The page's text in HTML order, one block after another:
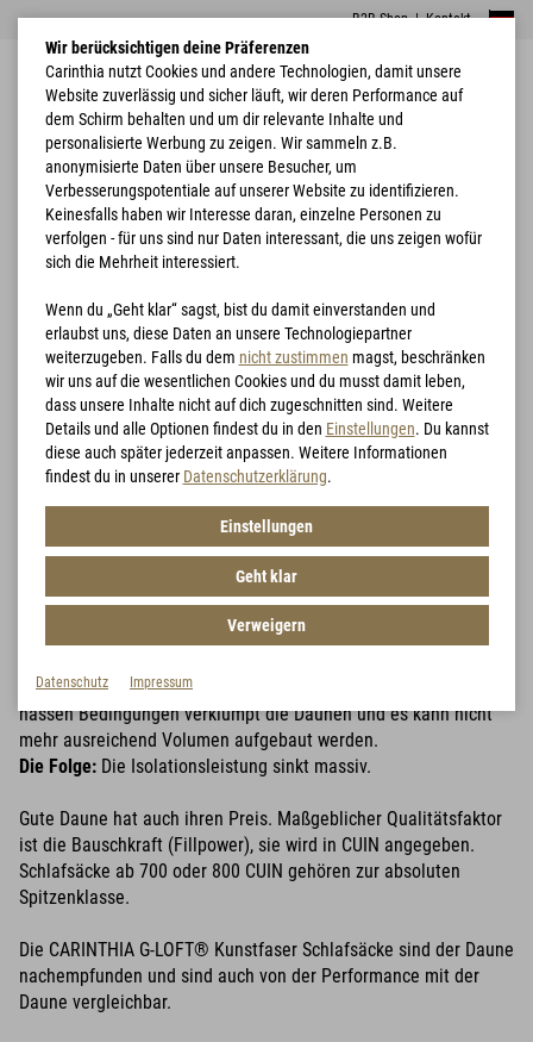
B2B Shop|Kontakt
Home Blog Schlafsack Einmaleins
CARINTHIA BLOG
VOR- UND NACHTEILE
KUNSTFASER- VS
DAUNENSCHLAFSACK
Die Daune besitzt dank ihrer Struktur einzigartige
Eigenschaften. Dadurch entsteht ein sehr gutes Verhältnis von
Gewicht zu Isolationsleistung und Packmaß.
kuscheliges Gefühl. Der große Nachteil: Bei feuchten oder
nassen Bedingungen verklumpt die Daunen und es kann nicht
mehr ausreichend Volumen aufgebaut werden.
Die Folge: Die Isolationsleistung sinkt massiv.
Gute Daune hat auch ihren Preis. Maßgeblicher Qualitätsfaktor
ist die Bauschkraft (Fillpower), sie wird in CUIN angegeben.
Schlafsäcke ab 700 oder 800 CUIN gehören zur absoluten
Spitzenklasse.
Die CARINTHIA G-LOFT® Kunstfaser Schlafsäcke sind der Daune
nachempfunden und sind auch von der Performance mit der
Daune vergleichbar.
Wir berücksichtigen deine Präferenzen
Carinthia nutzt Cookies und andere Technologien, damit unsere
Website zuverlässig und sicher läuft, wir deren Performance auf
dem Schirm behalten und um dir relevante Inhalte und
personalisierte Werbung zu zeigen. Wir sammeln z.B.
anonymisierte Daten über unsere Besucher, um
Verbesserungspotentiale auf unserer Website zu identifizieren.
Keinesfalls haben wir Interesse daran, einzelne Personen zu
verfolgen - für uns sind nur Daten interessant, die uns zeigen wofür
sich die Mehrheit interessiert.
Wenn du „Geht klar“ sagst, bist du damit einverstanden und
erlaubst uns, diese Daten an unsere Technologiepartner
weiterzugeben. Falls du dem nicht zustimmen magst, beschränken
wir uns auf die wesentlichen Cookies und du musst damit leben,
dass unsere Inhalte nicht auf dich zugeschnitten sind. Weitere
Details und alle Optionen findest du in den Einstellungen. Du kannst
diese auch später jederzeit anpassen. Weitere Informationen
findest du in unserer Datenschutzerklärung.
Einstellungen
Geht klar
Verweigern
Datenschutz Impressum